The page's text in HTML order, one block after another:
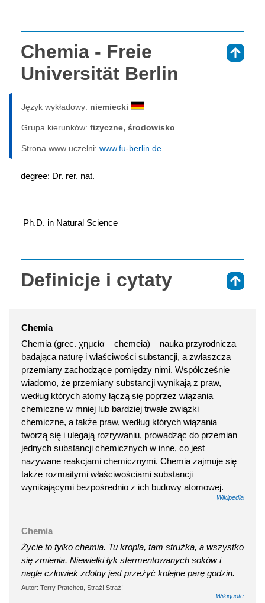
Chemia - Freie
Universität Berlin
Język wykładowy: niemiecki
Grupa kierunków: fizyczne, środowisko
Strona www uczelni: www.fu-berlin.de
degree: Dr. rer. nat.
Ph.D. in Natural Science
Definicje i cytaty
Chemia
Chemia (grec. χημεία – chemeia) – nauka przyrodnicza
badająca naturę i właściwości substancji, a zwłaszcza
przemiany zachodzące pomiędzy nimi. Współcześnie
wiadomo, że przemiany substancji wynikają z praw,
według których atomy łączą się poprzez wiązania
chemiczne w mniej lub bardziej trwałe związki
chemiczne, a także praw, według których wiązania
tworzą się i ulegają rozrywaniu, prowadząc do przemian
jednych substancji chemicznych w inne, co jest
nazywane reakcjami chemicznymi. Chemia zajmuje się
także rozmaitymi właściwościami substancji
wynikającymi bezpośrednio z ich budowy atomowej.
Wikipedia
Chemia
Życie to tylko chemia. Tu kropla, tam strużka, a wszystko
się zmienia. Niewielki łyk sfermentowanych soków i
nagle człowiek zdolny jest przeżyć kolejne parę godzin.
Autor: Terry Pratchett, Straż! Straż!
Wikiquote